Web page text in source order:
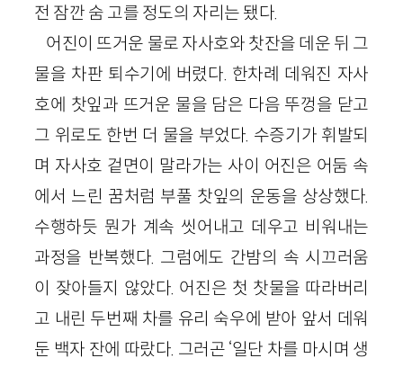
전 잠깐 숨 고를 정도의 자리는 됐다.
어진이 뜨거운 물로 자사호와 찻잔을 데운 뒤 그
물을 차판 퇴수기에 버렸다. 한차례 데워진 자사
호에 찻잎과 뜨거운 물을 담은 다음 뚜껑을 닫고
그 위로도 한번 더 물을 부었다. 수증기가 휘발되
며 자사호 겉면이 말라가는 사이 어진은 어둠 속
에서 느린 꿈처럼 부풀 찻잎의 운동을 상상했다.
수행하듯 뭔가 계속 씻어내고 데우고 비워내는
과정을 반복했다. 그럼에도 간밤의 속 시끄러움
이 잦아들지 않았다. 어진은 첫 찻물을 따라버리
고 내린 두번째 차를 유리 숙우에 받아 앞서 데워
둔 백자 잔에 따랐다. 그러곤 ‘일단 차를 마시며 생